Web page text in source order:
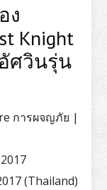
ง
Knight
ศวินรุ่น
การผจญภัย |
(Thailand)